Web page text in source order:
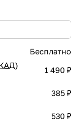
Бесплатно
1 490 ₽
385 ₽
530 ₽